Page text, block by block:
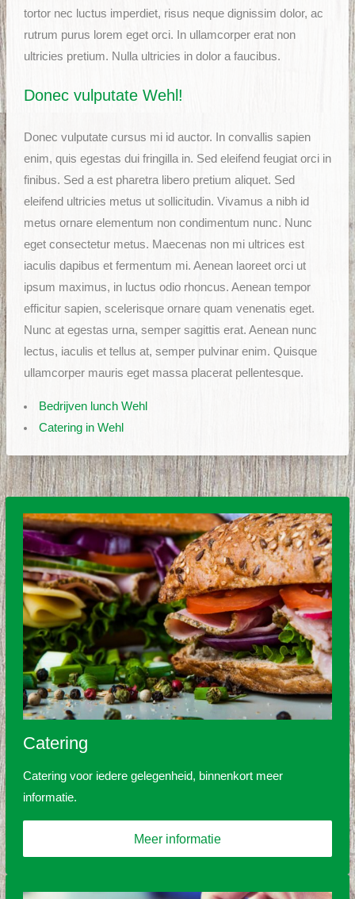
tortor nec luctus imperdiet, risus neque dignissim dolor, ac
rutrum purus lorem eget orci. In ullamcorper erat non
ultricies pretium. Nulla ultricies in dolor a faucibus.
Donec vulputate Wehl!
Donec vulputate cursus mi id auctor. In convallis sapien
enim, quis egestas dui fringilla in. Sed eleifend feugiat orci in
finibus. Sed a est pharetra libero pretium aliquet. Sed
eleifend ultricies metus ut sollicitudin. Vivamus a nibh id
metus ornare elementum non condimentum nunc. Nunc
eget consectetur metus. Maecenas non mi ultrices est
iaculis dapibus et fermentum mi. Aenean laoreet orci ut
ipsum maximus, in luctus odio rhoncus. Aenean tempor
efficitur sapien, scelerisque ornare quam venenatis eget.
Nunc at egestas urna, semper sagittis erat. Aenean nunc
lectus, iaculis et tellus at, semper pulvinar enim. Quisque
ullamcorper mauris eget massa placerat pellentesque.
Bedrijven lunch Wehl
Catering in Wehl
Catering
Catering voor iedere gelegenheid, binnenkort meer
informatie.
Meer informatie